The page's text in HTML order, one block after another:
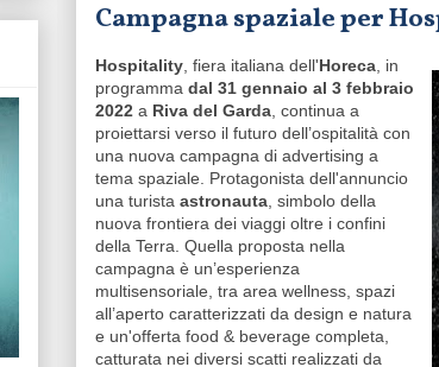
Campagna spaziale per
Hospitality, fiera italiana dell'Horeca, in
programma dal 31 gennaio al 3 febbraio
2022 a Riva del Garda, continua a
proiettarsi verso il futuro dell’ospitalità con
una nuova campagna di advertising a
tema spaziale. Protagonista dell'annuncio
una turista astronauta, simbolo della
nuova frontiera dei viaggi oltre i confini
della Terra. Quella proposta nella
campagna è un’esperienza
multisensoriale, tra area wellness, spazi
all’aperto caratterizzati da design e natura
e un'offerta food & beverage completa,
catturata nei diversi scatti realizzati da